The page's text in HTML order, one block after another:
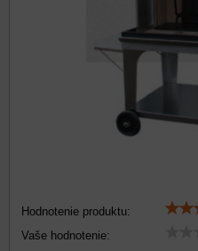
Hodnotenie produktu:
Vaše hodnotenie: